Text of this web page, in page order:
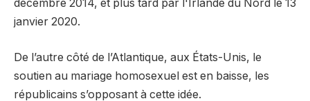
décembre 2014, et plus tard par l'Irlande du Nord le 13
janvier 2020.
De l’autre côté de l’Atlantique, aux États-Unis, le
soutien au mariage homosexuel est en baisse, les
républicains s’opposant à cette idée.